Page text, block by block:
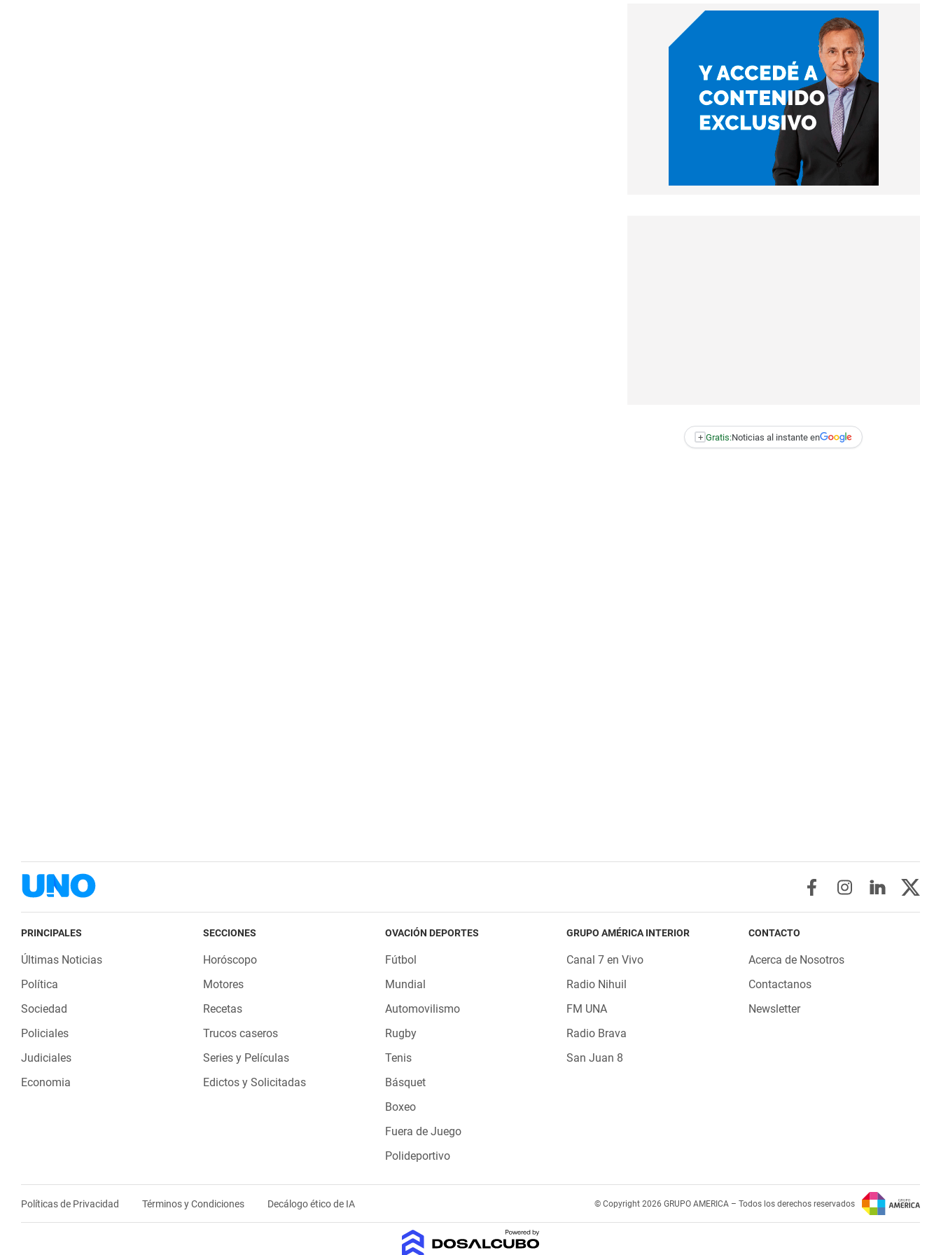
+ Gratis:Noticias al instante en
PRINCIPALES
Últimas Noticias
Política
Sociedad
Policiales
Judiciales
Economia
SECCIONES
Horóscopo
Motores
Recetas
Trucos caseros
Series y Películas
Edictos y Solicitadas
OVACIÓN DEPORTES
Fútbol
Mundial
Automovilismo
Rugby
Tenis
Básquet
Boxeo
Fuera de Juego
Polideportivo
GRUPO AMÉRICA INTERIOR
Canal 7 en Vivo
Radio Nihuil
FM UNA
Radio Brava
San Juan 8
CONTACTO
Acerca de Nosotros
Contactanos
Newsletter
Políticas de Privacidad Términos y Condiciones Decálogo ético de IA © Copyright 2026 GRUPO AMERICA – Todos los derechos reservados